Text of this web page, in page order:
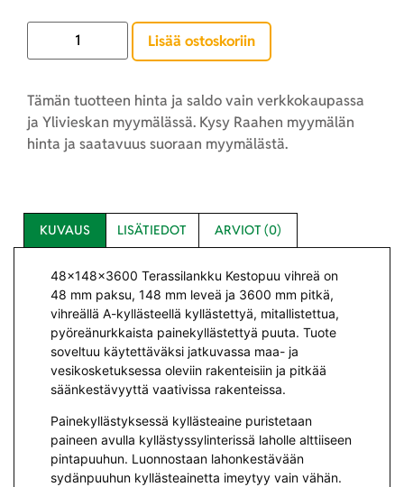
Lisää ostoskoriin
Tämän tuotteen hinta ja saldo vain verkkokaupassa
ja Ylivieskan myymälässä. Kysy Raahen myymälän
hinta ja saatavuus suoraan myymälästä.
KUVAUS LISÄTIEDOT ARVIOT (0)
48x148x3600 Terassilankku Kestopuu vihreä on
48 mm paksu, 148 mm leveä ja 3600 mm pitkä,
vihreällä A-kyllästeellä kyllästettyä, mitallistettua,
pyöreänurkkaista painekyllästettyä puuta. Tuote
soveltuu käytettäväksi jatkuvassa maa- ja
vesikosketuksessa oleviin rakenteisiin ja pitkää
säänkestävyyttä vaativissa rakenteissa.
Painekyllästyksessä kyllästeaine puristetaan
paineen avulla kyllästyssylinterissä laholle alttiiseen
pintapuuhun. Luonnostaan lahonkestävään
sydänpuuhun kyllästeainetta imeytyy vain vähän.